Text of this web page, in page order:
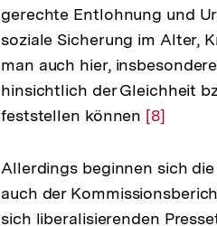
gerechte Entlohnung und
soziale Sicherung im Alter,
man auch hier,
hinsichtlich der Gleichheit
feststellen können Zur
der
Fußnote
[8]
Allerdings beginnen sich
auch der
sich liberalisierenden